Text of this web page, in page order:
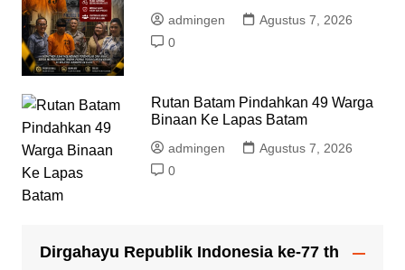
admingen
Agustus 7, 2026
0
Rutan Batam Pindahkan 49 Warga
Binaan Ke Lapas Batam
admingen
Agustus 7, 2026
0
Dirgahayu Republik Indonesia ke-77 th